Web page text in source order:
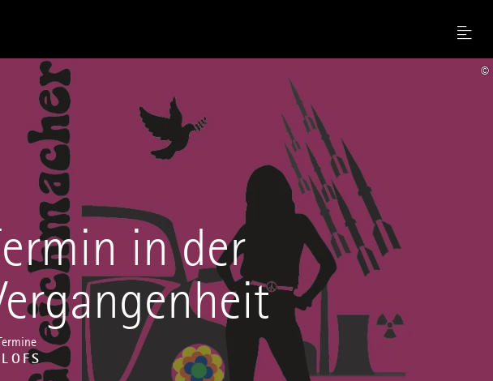
Menu
in der
©